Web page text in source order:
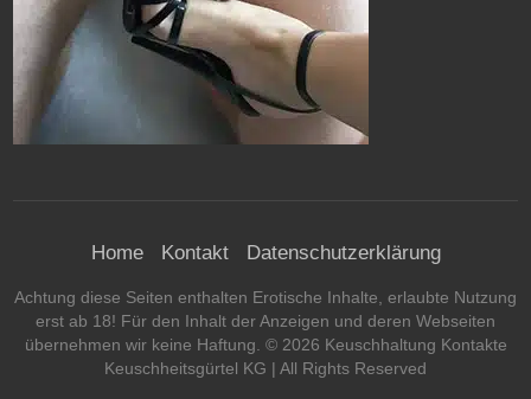
Home Kontakt Datenschutzerklärung
Achtung diese Seiten enthalten Erotische Inhalte, erlaubte Nutzung
erst ab 18! Für den Inhalt der Anzeigen und deren Webseiten
übernehmen wir keine Haftung. © 2026 Keuschhaltung Kontakte
Keuschheitsgürtel KG | All Rights Reserved